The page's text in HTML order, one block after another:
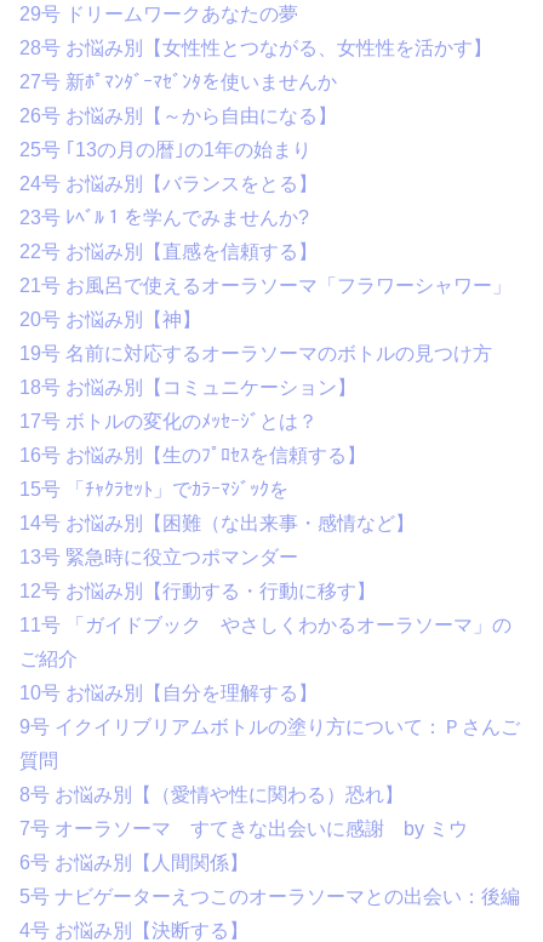
29号 ドリームワークあなたの夢
28号 お悩み別【女性性とつながる、女性性を活かす】
27号 新ﾎﾟﾏﾝﾀﾞｰﾏｾﾞﾝﾀを使いませんか
26号 お悩み別【～から自由になる】
25号 ｢13の月の暦｣の1年の始まり
24号 お悩み別【バランスをとる】
23号 ﾚﾍﾞﾙ１を学んでみませんか?
22号 お悩み別【直感を信頼する】
21号 お風呂で使えるオーラソーマ「フラワーシャワー」
20号 お悩み別【神】
19号 名前に対応するオーラソーマのボトルの見つけ方
18号 お悩み別【コミュニケーション】
17号 ボトルの変化のﾒｯｾｰｼﾞとは？
16号 お悩み別【生のﾌﾟﾛｾｽを信頼する】
15号 「ﾁｬｸﾗｾｯﾄ」でｶﾗｰﾏｼﾞｯｸを
14号 お悩み別【困難（な出来事・感情など】
13号 緊急時に役立つポマンダー
12号 お悩み別【行動する・行動に移す】
11号 「ガイドブック やさしくわかるオーラソーマ」の
ご紹介
10号 お悩み別【自分を理解する】
9号 イクイリブリアムボトルの塗り方について：Ｐさんご
質問
8号 お悩み別【（愛情や性に関わる）恐れ】
7号 オーラソーマ すてきな出会いに感謝 by ミウ
6号 お悩み別【人間関係】
5号 ナビゲーターえつこのオーラソーマとの出会い：後編
4号 お悩み別【決断する】